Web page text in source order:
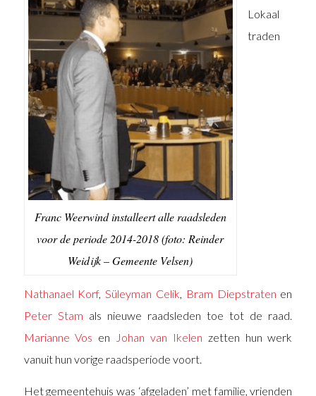
Franc Weerwind installeert alle raadsleden
voor de periode 2014-2018 (foto: Reinder
Weidijk – Gemeente Velsen)
Lokaal
traden
Nathanael Korf,Süleyman Celik, Bram Diepstraten en
Peter Stam als nieuwe raadsleden toe tot de raad.
Marianne Vos en Johan van Ikelen zetten hun werk
vanuit hun vorige raadsperiode voort.
Het gemeentehuis was ‘afgeladen’ met familie, vrienden